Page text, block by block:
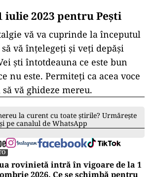
iulie 2023 pentru Peşti
vă va cuprinde la începutul
vă înţelegeţi şi veţi depăşi
ști întotdeauna ce este bun
nu este. Permiteți ca acea voce
vă ghideze mereu.
la curent cu toate știrile? Urmărește
pe canalul de WhatsApp
rovinietă intră în vigoare de la 1
2026. Ce se schimbă pentru